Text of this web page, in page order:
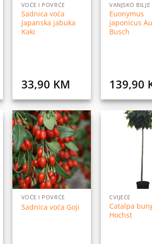
VOĆE I POVRĆE
Sadnica voća
Japanska jabuka
Kaki
33,90 KM
VANJSKO BILJE
Euonymus
japonicus
Busch
139,90
Dodaj
na
listu
želja
VOĆE I POVRĆE
Sadnica voća Goji
CVIJEĆE
Catalpa
Hochst